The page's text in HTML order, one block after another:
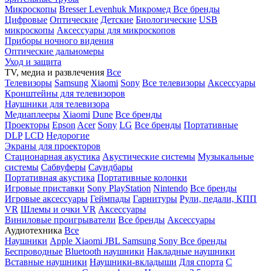
Микроскопы BresserLevenhuk Микромед Все бренды
Цифровые Оптические Детские Биологические USB
микроскопы Аксессуары для микроскопов
Приборы ночного видения
Оптические дальномеры
Уход и защита
TV, медиа и развлечения Все
Телевизоры Samsung Xiaomi Sony Все телевизоры Аксессуары
Кронштейны для телевизоров
Наушники для телевизора
Медиаплееры Xiaomi Dune Все бренды
Проекторы Epson Acer Sony LG Все бренды Портативные
DLP LCD Недорогие
Экраны для проекторов
Стационарная акустика Акустические системы Музыкальные
системы Сабвуферы Саундбары
Портативная акустика Портативные колонки
Игровые приставки Sony PlayStation Nintendo Все бренды
Игровые аксессуары Геймпады Гарнитуры Рули, педали, КПП
VR Шлемы и очки VR Аксессуары
Виниловые проигрыватели Все бренды Аксессуары
Аудиотехника Все
Наушники Apple Xiaomi JBL Samsung Sony Все бренды
Беспроводные Bluetooth наушники Накладные наушники
Вставные наушники Наушники-вкладыши Для спорта С